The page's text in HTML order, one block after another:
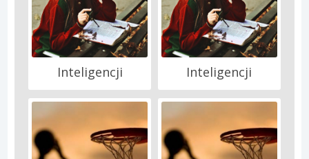
Inteligencji Inteligencji